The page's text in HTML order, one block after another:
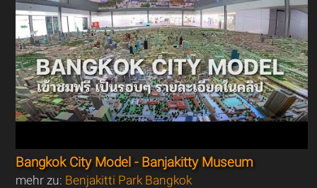
Bangkok City Model - Banjakitty Museum
mehr zu: Benjakitti Park Bangkok